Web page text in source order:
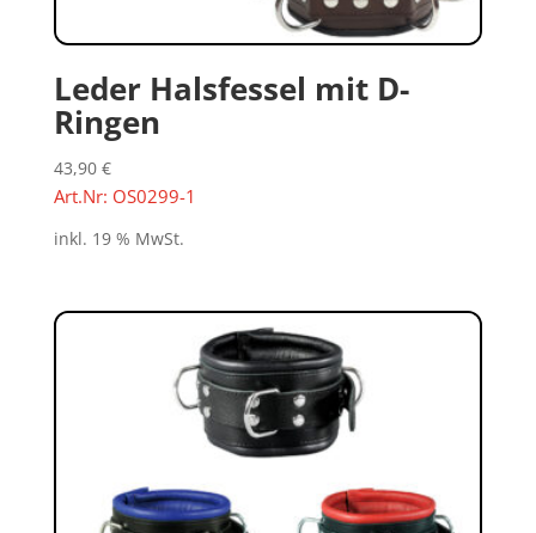
Leder Halsfessel mit D-
Ringen
43,90 €
Art.Nr: OS0299-1
inkl. 19 % MwSt.